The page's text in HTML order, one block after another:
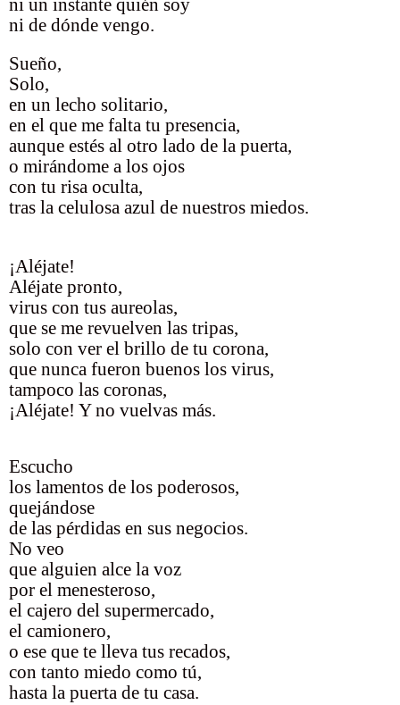
ni un instante quién soy
ni de dónde vengo.
Sueño,
Solo,
en un lecho solitario,
en el que me falta tu presencia,
aunque estés al otro lado de la puerta,
o mirándome a los ojos
con tu risa oculta,
tras la celulosa azul de nuestros miedos.
¡Aléjate!
Aléjate pronto,
virus con tus aureolas,
que se me revuelven las tripas,
solo con ver el brillo de tu corona,
que nunca fueron buenos los virus,
tampoco las coronas,
¡Aléjate! Y no vuelvas más.
Escucho
los lamentos de los poderosos,
quejándose
de las pérdidas en sus negocios.
No veo
que alguien alce la voz
por el menesteroso,
el cajero del supermercado,
el camionero,
o ese que te lleva tus recados,
con tanto miedo como tú,
hasta la puerta de tu casa.